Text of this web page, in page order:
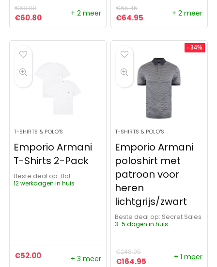
€68.00
Oorspronkelijke prijs was: €68.00.
€60.80Huidige prijs is: €60.80.
+ 2 meer
€65.45
Oorspronkelijke prijs
€64.95 Huidige prijs is:
+ 2 meer
T-SHIRTS & POLO'S
Emporio Armani
T-Shirts 2-Pack
Beste deal op:
Bol
12 werkdagen in huis
€52.00 + 3 meer
- 34%
T-SHIRTS & POLO'S
Emporio Armani
poloshirt met
patroon voor
heren
lichtgrijs/zwart
Beste deal op:
Secret Sales
3-5 dagen in huis
€248.95
Oorspronkelijke prijs
€164.95 Huidige prijs is:
+ 1 meer